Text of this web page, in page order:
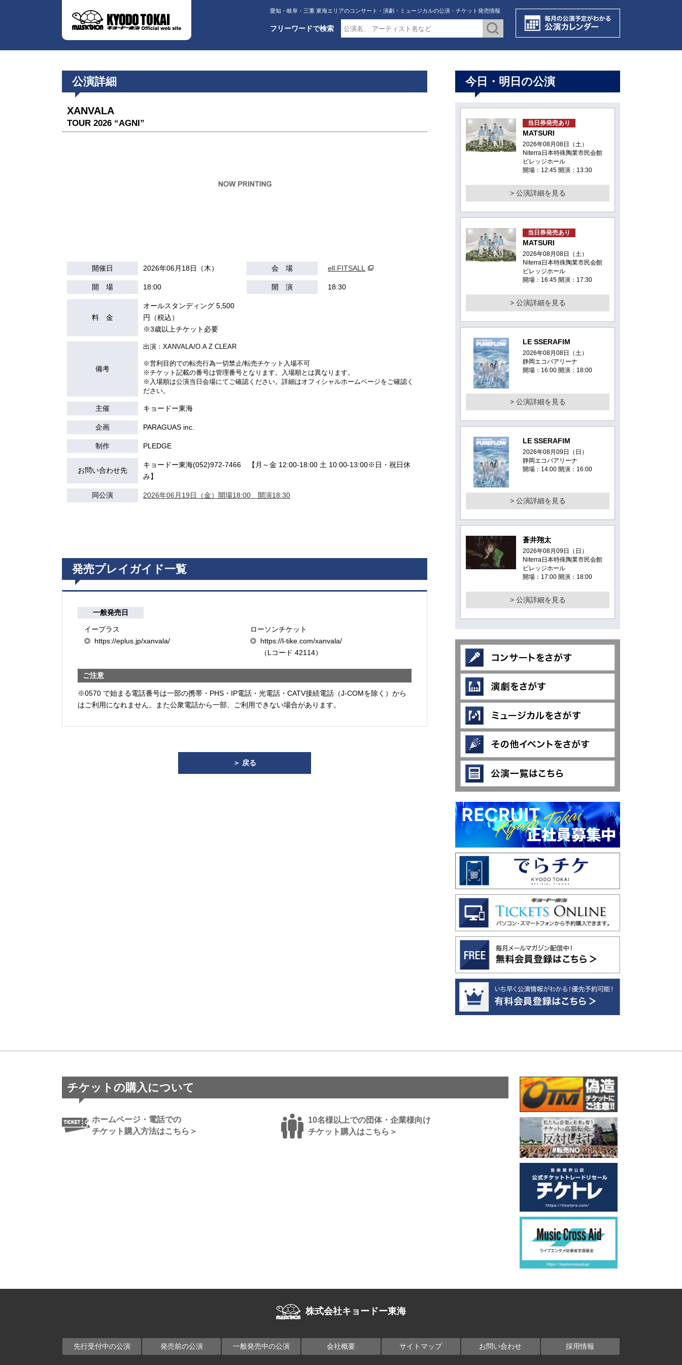
愛知・岐阜・三重 東海エリアのコンサート・演劇・ミュージカルの公演・チケット発売情報
フリーワードで検索
公演詳細
XANVALA
TOUR 2026 “AGNI”
開催日 2026年06月18日（木） 会 場 ell.FITSALL
開 場 18:00 開 演 18:30
料 金
オールスタンディング 5,500
円（税込）
※3歳以上チケット必要
備考
出演：XANVALA/O.A Z CLEAR
※営利目的での転売⾏為一切禁⽌/転売チケット入場不可
※チケット記載の番号は管理番号となります。入場順とは異なります。
※ 入場順は公演当日会場にてご確認ください。詳細はオフィシャルホームページをご確認く
ださい。
主催 キョードー東海
企画 PARAGUAS inc.
制作 PLEDGE
お問い合わせ先
キョードー東海(052)972-7466 【月～金 12:00-18:00 土 10:00-13:00※日・祝日休
み】
同公演 2026年06月19日（金）開場18:00 開演18:30
発売プレイガイド一覧
一般発売日
イープラス
https://eplus.jp/xanvala/
ローソンチケット
https://l-tike.com/xanvala/
（Lコード 42114）
ご注意
※0570 で始まる電話番号は一部の携帯・PHS・IP電話・光電話・CATV接続電話（J-COMを除く）から
はご利用になれません。また公衆電話から一部、ご利用できない場合があります。
＞ 戻る
今日・明日の公演
当日券発売あり
MATSURI
2026年08月08日（土）
Niterra日本特殊陶業市民会館
ビレッジホール
開場：12:45 開演：13:30
> 公演詳細を見る
当日券発売あり
MATSURI
2026年08月08日（土）
Niterra日本特殊陶業市民会館
ビレッジホール
開場：16:45 開演：17:30
> 公演詳細を見る
LE SSERAFIM
2026年08月08日（土）
静岡エコパアリーナ
開場：16:00 開演：18:00
> 公演詳細を見る
LE SSERAFIM
2026年08月09日（日）
静岡エコパアリーナ
開場：14:00 開演：16:00
> 公演詳細を見る
蒼井翔太
2026年08月09日（日）
Niterra日本特殊陶業市民会館
ビレッジホール
開場：17:00 開演：18:00
> 公演詳細を見る
チケットの購入について
ホームページ・電話での
チケット購入方法はこちら＞
10名様以上での団体・企業様向け
チケット購入はこちら＞
株式会社キョードー東海
先行受付中の公演 発売前の公演 一般発売中の公演 会社概要 サイトマップ お問い合わせ 採用情報